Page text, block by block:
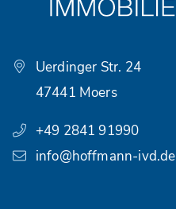
Uerdinger Str. 24
47441 Moers
+49 2841 91990
info@hoffmann-ivd.de